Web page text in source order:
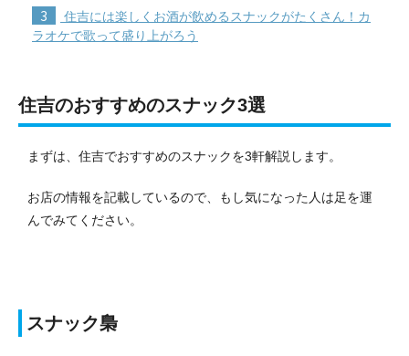
3
住吉には楽しくお酒が飲めるスナックがたくさん！カ
ラオケで歌って盛り上がろう
住吉のおすすめのスナック3選
まずは、住吉でおすすめのスナックを3軒解説します。
お店の情報を記載しているので、もし気になった人は足を運
んでみてください。
スナック梟